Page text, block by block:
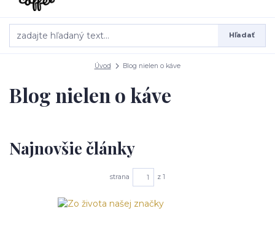
Hľadať
Úvod Blog nielen o káve
Blog nielen o káve
Najnovšie články
strana z 1